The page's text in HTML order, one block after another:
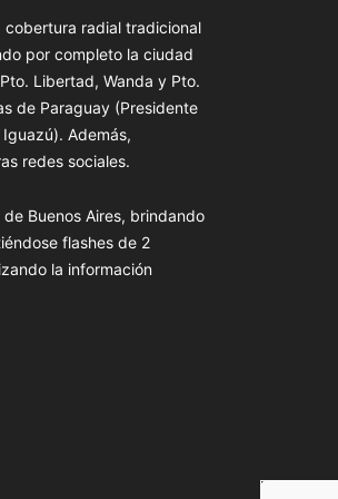
cobertura radial tradicional
por completo la ciudad
Libertad, Wanda y Pto.
de Paraguay (Presidente
Además,
redes sociales.
Buenos Aires, brindando
flashes de 2
la información